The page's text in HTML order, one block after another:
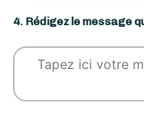
4. Rédigez le message